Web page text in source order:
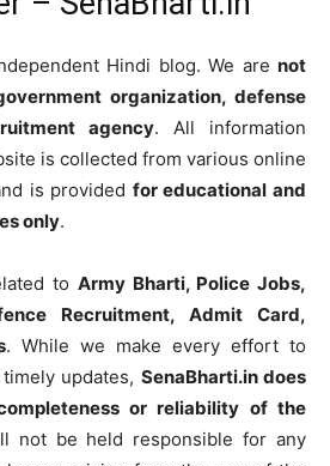
Hindi blog. We are not
organization, defense
agency. All information
is collected from various online
is provided for educational and
only.
to Army Bharti, Police Jobs,
Recruitment, Admit Card,
. While we make every effort to
updates, SenaBharti.in does
or reliability of the
not be held responsible for any